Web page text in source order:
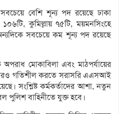
সবচেয়ে বেশি শূন্য পদ রয়েছে ঢাকা
১০৬টি, কুমিল্লায় ৭৫টি, ময়মনসিংহে
সবচেয়ে কম শূন্য পদ রয়েছে
মোকাবিলা এবং মাঠপর্যায়ের
গতিশীল করতে সরাসরি এএসআই
সংশ্লিষ্ট কর্মকর্তাদের আশা, নতুন
পুলিশ বাহিনীতে যুক্ত হবে।